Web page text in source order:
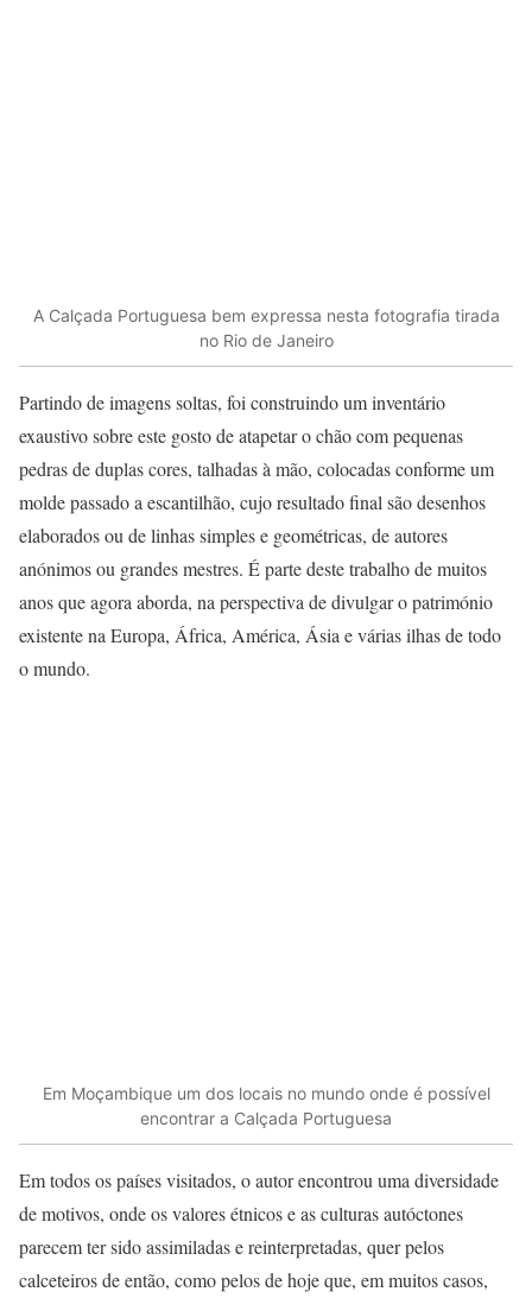
A Calçada Portuguesa bem expressa nesta fotografia tirada
no Rio de Janeiro
Partindo de imagens soltas, foi construindo um inventário
exaustivo sobre este gosto de atapetar o chão com pequenas
pedras de duplas cores, talhadas à mão, colocadas conforme um
molde passado a escantilhão, cujo resultado final são desenhos
elaborados ou de linhas simples e geométricas, de autores
anónimos ou grandes mestres. É parte deste trabalho de muitos
anos que agora aborda, na perspectiva de divulgar o património
existente na Europa, África, América, Ásia e várias ilhas de todo
o mundo.
Em Moçambique um dos locais no mundo onde é possível
encontrar a Calçada Portuguesa
Em todos os países visitados, o autor encontrou uma diversidade
de motivos, onde os valores étnicos e as culturas autóctones
parecem ter sido assimiladas e reinterpretadas, quer pelos
calceteiros de então, como pelos de hoje que, em muitos casos,